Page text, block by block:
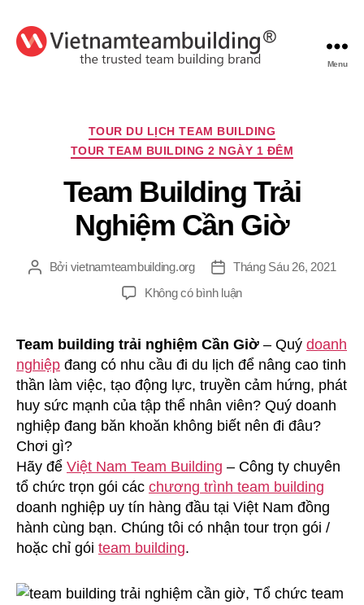
Menu
Chuyên
mục
TOUR DU LỊCH TEAM BUILDING
TOUR TEAM BUILDING 2 NGÀY 1 ĐÊM
Team Building Trải
Nghiệm Cần Giờ
TácBởi vietnamteambuilding.org
Ngày
đăng
Tháng Sáu 26, 2021
Không có bình luậnở
Trải
Nghiệm
Cần
Giờ
Team building trải nghiệm Cần Giờ – Quý doanh
nghiệp đang có nhu cầu đi du lịch để nâng cao tinh
thần làm việc, tạo động lực, truyền cảm hứng, phát
huy sức mạnh của tập thể nhân viên? Quý doanh
nghiệp đang băn khoăn không biết nên đi đâu?
Chơi gì?
Hãy để Việt Nam Team Building – Công ty chuyên
tổ chức trọn gói các chương trình team building
doanh nghiệp uy tín hàng đầu tại Việt Nam đồng
hành cùng bạn. Chúng tôi có nhận tour trọn gói /
hoặc chỉ gói team building.